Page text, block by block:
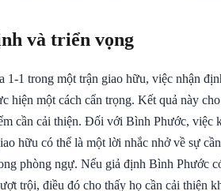
và triển vọng
1-1 trong một trận giao hữu, việc nhận
hiện một cách cẩn trọng. Kết quả này
cần cải thiện. Đối với Bình Phước, việc
hữu có thể là một lời nhắc nhở về sự
phòng ngự. Nếu giả định Bình Phước
trội, điều đó cho thấy họ cần cải thiện